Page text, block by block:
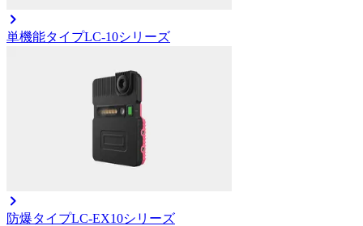
単機能タイプLC-10シリーズ
防爆タイプLC-EX10シリーズ